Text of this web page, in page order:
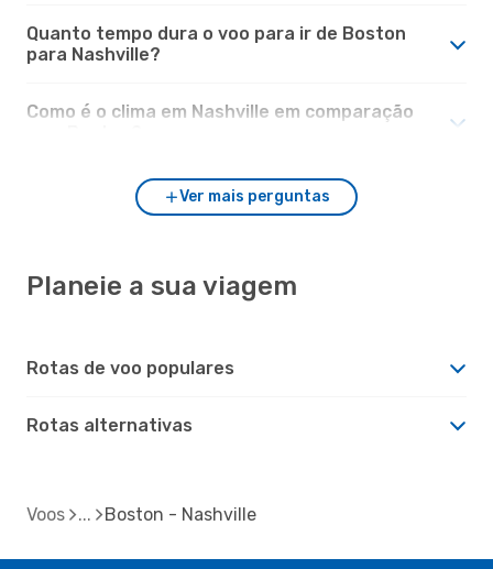
Quanto tempo dura o voo para ir de Boston
para Nashville?
Como é o clima em Nashville em comparação
Ver mais perguntas
Planeie a sua viagem
Rotas de voo populares
Rotas alternativas
Voos Boston - Nashville